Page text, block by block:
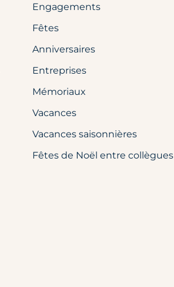
Engagements
Fêtes
Anniversaires
Entreprises
Mémoriaux
Vacances
Vacances saisonnières
Fêtes de Noël entre collègues